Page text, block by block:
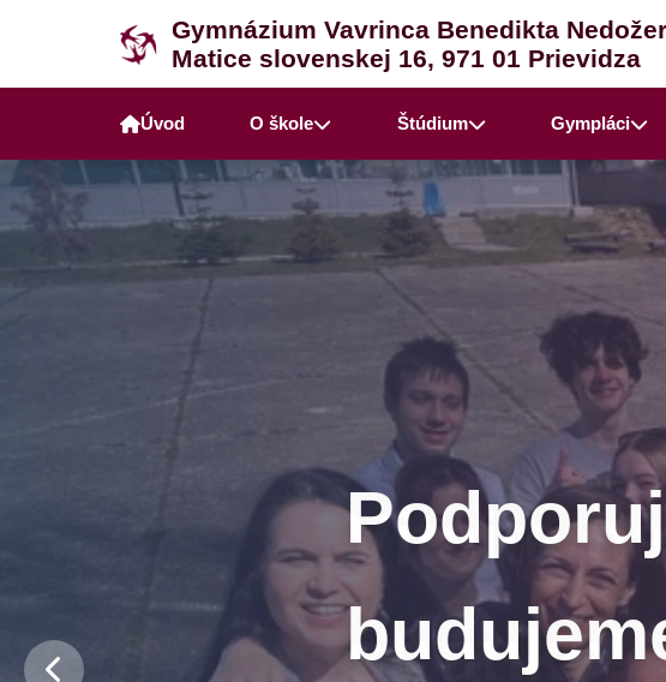
Gymnázium Vavrinca Benedikta
Matice slovenskej 16, 971 01 Prievidza
Úvod O škole Štúdium Gympláci